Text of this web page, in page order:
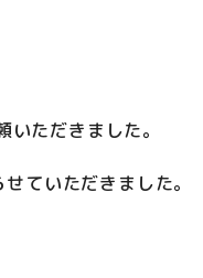
ただきました。
ていただきました。